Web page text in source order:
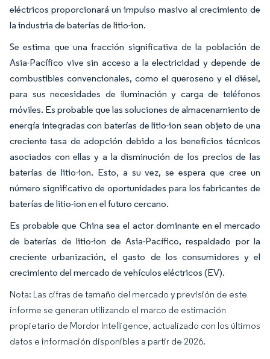
eléctricos proporcionará un impulso masivo al crecimiento de
la industria de baterías de litio-ion.
Se estima que una fracción significativa de la población de
Asia-Pacífico vive sin acceso a la electricidad y depende de
combustibles convencionales, como el queroseno y el diésel,
para sus necesidades de iluminación y carga de teléfonos
móviles. Es probable que las soluciones de almacenamiento de
energía integradas con baterías de litio-ion sean objeto de una
creciente tasa de adopción debido a los beneficios técnicos
asociados con ellas y a la disminución de los precios de las
baterías de litio-ion. Esto, a su vez, se espera que cree un
número significativo de oportunidades para los fabricantes de
baterías de litio-ion en el futuro cercano.
Es probable que China sea el actor dominante en el mercado
de baterías de litio-ion de Asia-Pacífico, respaldado por la
creciente urbanización, el gasto de los consumidores y el
crecimiento del mercado de vehículos eléctricos (EV).
Nota: Las cifras de tamaño del mercado y previsión de este
informe se generan utilizando el marco de estimación
propietario de Mordor Intelligence, actualizado con los últimos
datos e información disponibles a partir de 2026.